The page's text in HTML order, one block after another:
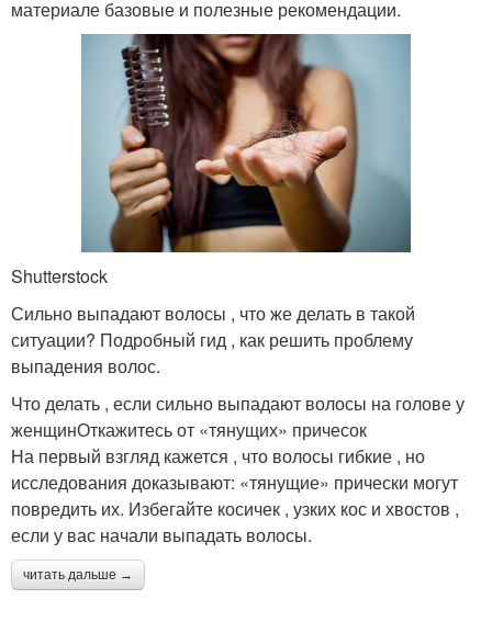
материале базовые и полезные рекомендации.
Shutterstock
Сильно выпадают волосы , что же делать в такой
ситуации? Подробный гид , как решить проблему
выпадения волос.
Что делать , если сильно выпадают волосы на голове у
женщинОткажитесь от «тянущих» причесок
На первый взгляд кажется , что волосы гибкие , но
исследования доказывают: «тянущие» прически могут
повредить их. Избегайте косичек , узких кос и хвостов ,
если у вас начали выпадать волосы.
читать дальше →